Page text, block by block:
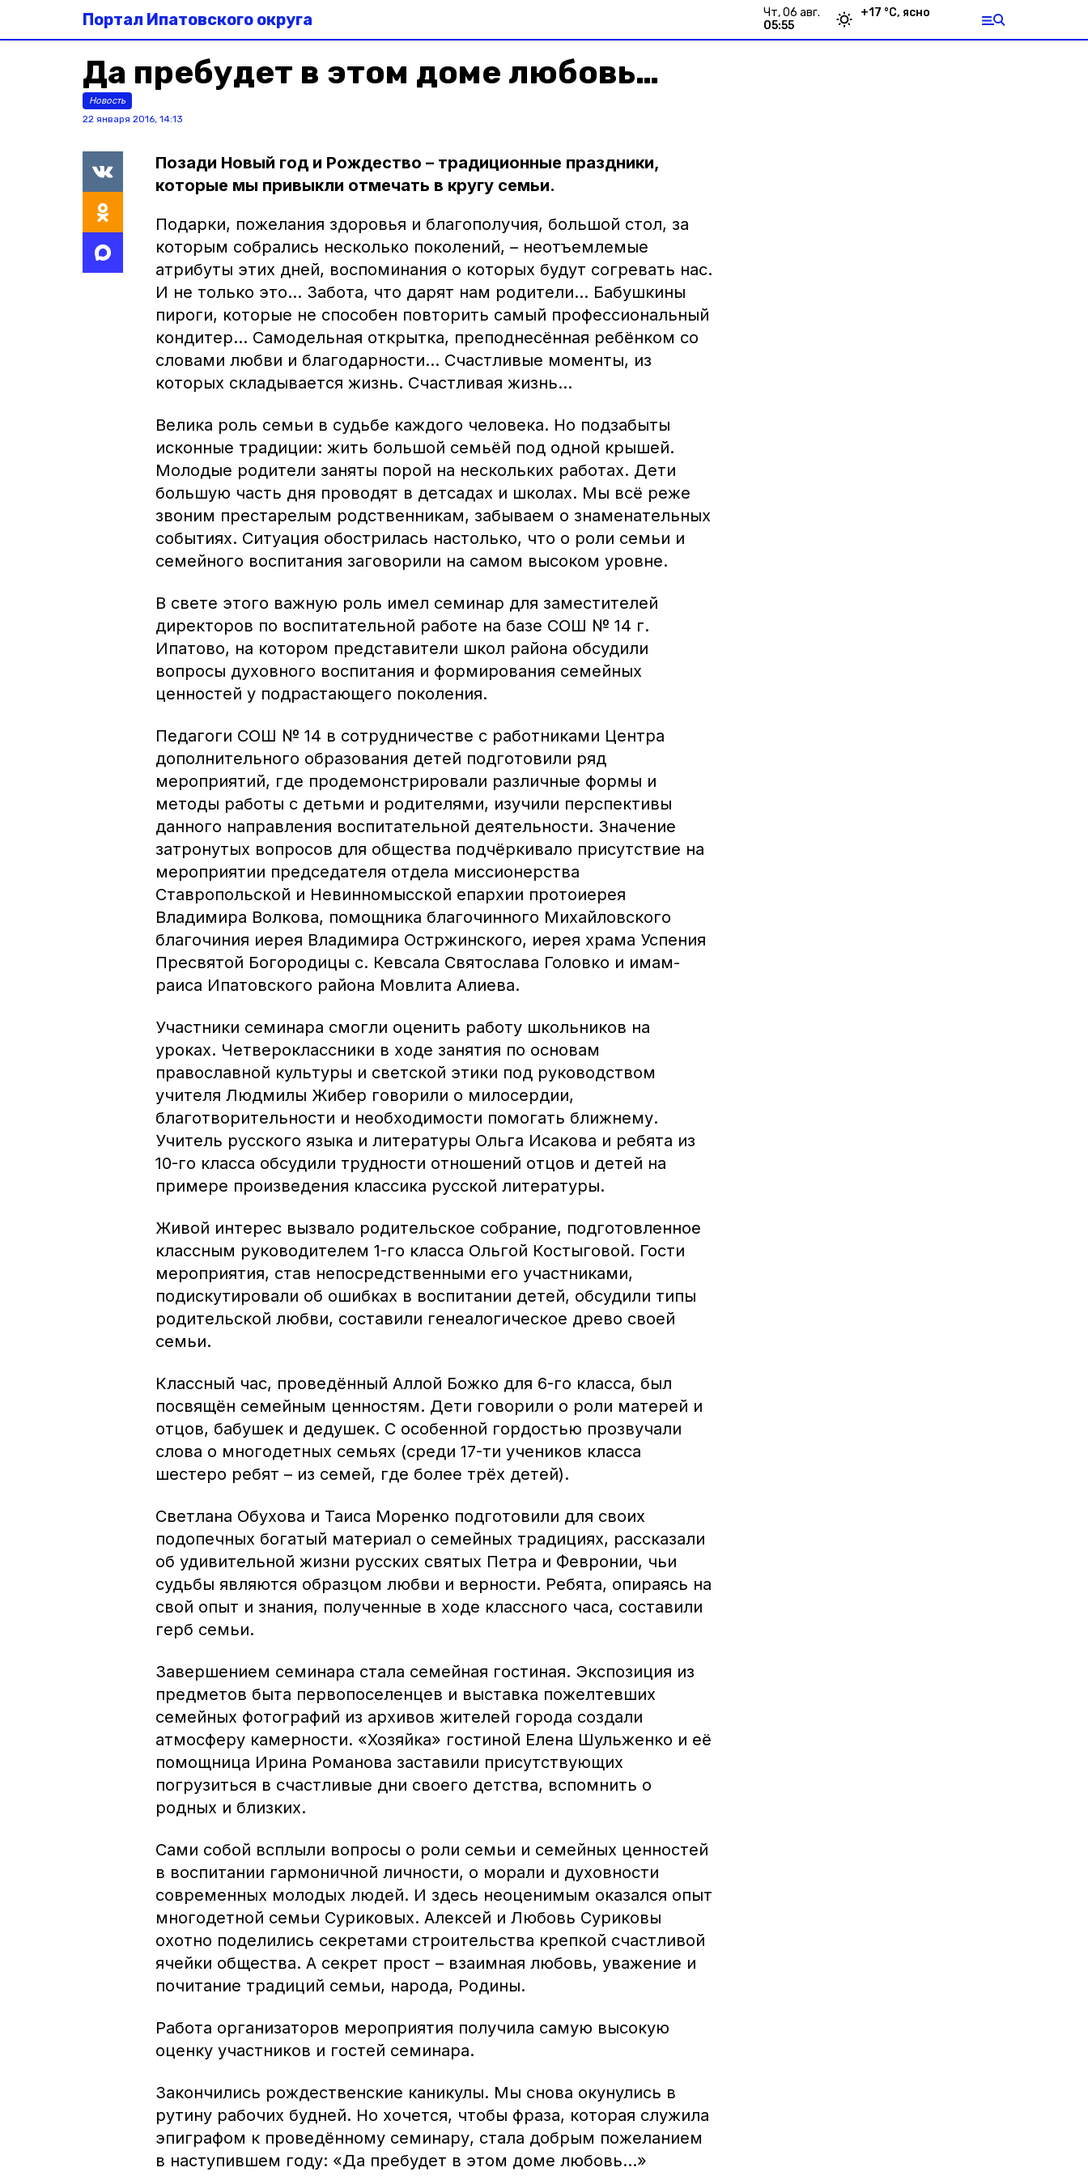
Портал Ипатовского округа
чт, 06 авг.
05:55
+17 °С, ясно
Да пребудет в этом доме любовь…
Новость
22 января 2016, 14:13
Позади Новый год и Рождество – традиционные праздники,
которые мы привыкли отмечать в кругу семьи.
Подарки, пожелания здоровья и благополучия, большой стол, за
которым собрались несколько поколений, – неотъемлемые
атрибуты этих дней, воспоминания о которых будут согревать нас.
И не только это… Забота, что дарят нам родители… Бабушкины
пироги, которые не способен повторить самый профессиональный
кондитер… Самодельная открытка, преподнесённая ребёнком со
словами любви и благодарности… Счастливые моменты, из
которых складывается жизнь. Счастливая жизнь…
Велика роль семьи в судьбе каждого человека. Но подзабыты
исконные традиции: жить большой семьёй под одной крышей.
Молодые родители заняты порой на нескольких работах. Дети
большую часть дня проводят в детсадах и школах. Мы всё реже
звоним престарелым родственникам, забываем о знаменательных
событиях. Ситуация обострилась настолько, что о роли семьи и
семейного воспитания заговорили на самом высоком уровне.
В свете этого важную роль имел семинар для заместителей
директоров по воспитательной работе на базе СОШ № 14 г.
Ипатово, на котором представители школ района обсудили
вопросы духовного воспитания и формирования семейных
ценностей у подрастающего поколения.
Педагоги СОШ № 14 в сотрудничестве с работниками Центра
дополнительного образования детей подготовили ряд
мероприятий, где продемонстрировали различные формы и
методы работы с детьми и родителями, изучили перспективы
данного направления воспитательной деятельности. Значение
затронутых вопросов для общества подчёркивало присутствие на
мероприятии председателя отдела миссионерства
Ставропольской и Невинномысской епархии протоиерея
Владимира Волкова, помощника благочинного Михайловского
благочиния иерея Владимира Остржинского, иерея храма Успения
Пресвятой Богородицы с. Кевсала Святослава Головко и имам-
раиса Ипатовского района Мовлита Алиева.
Участники семинара смогли оценить работу школьников на
уроках. Четвероклассники в ходе занятия по основам
православной культуры и светской этики под руководством
учителя Людмилы Жибер говорили о милосердии,
благотворительности и необходимости помогать ближнему.
Учитель русского языка и литературы Ольга Исакова и ребята из
10-го класса обсудили трудности отношений отцов и детей на
примере произведения классика русской литературы.
Живой интерес вызвало родительское собрание, подготовленное
классным руководителем 1-го класса Ольгой Костыговой. Гости
мероприятия, став непосредственными его участниками,
подискутировали об ошибках в воспитании детей, обсудили типы
родительской любви, составили генеалогическое древо своей
семьи.
Классный час, проведённый Аллой Божко для 6-го класса, был
посвящён семейным ценностям. Дети говорили о роли матерей и
отцов, бабушек и дедушек. С особенной гордостью прозвучали
слова о многодетных семьях (среди 17-ти учеников класса
шестеро ребят – из семей, где более трёх детей).
Светлана Обухова и Таиса Моренко подготовили для своих
подопечных богатый материал о семейных традициях, рассказали
об удивительной жизни русских святых Петра и Февронии, чьи
судьбы являются образцом любви и верности. Ребята, опираясь на
свой опыт и знания, полученные в ходе классного часа, составили
герб семьи.
Завершением семинара стала семейная гостиная. Экспозиция из
предметов быта первопоселенцев и выставка пожелтевших
семейных фотографий из архивов жителей города создали
атмосферу камерности. «Хозяйка» гостиной Елена Шульженко и её
помощница Ирина Романова заставили присутствующих
погрузиться в счастливые дни своего детства, вспомнить о
родных и близких.
Сами собой всплыли вопросы о роли семьи и семейных ценностей
в воспитании гармоничной личности, о морали и духовности
современных молодых людей. И здесь неоценимым оказался опыт
многодетной семьи Суриковых. Алексей и Любовь Суриковы
охотно поделились секретами строительства крепкой счастливой
ячейки общества. А секрет прост – взаимная любовь, уважение и
почитание традиций семьи, народа, Родины.
Работа организаторов мероприятия получила самую высокую
оценку участников и гостей семинара.
Закончились рождественские каникулы. Мы снова окунулись в
рутину рабочих будней. Но хочется, чтобы фраза, которая служила
эпиграфом к проведённому семинару, стала добрым пожеланием
в наступившем году: «Да пребудет в этом доме любовь…»